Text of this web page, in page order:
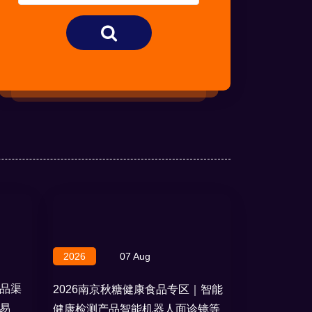
渠
2026 07 Aug
2026南京秋糖健康食品专区｜智能
健康检测产品智能机器人面诊镜等